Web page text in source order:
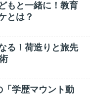
もと一緒に！教育
とは？
る！荷造りと旅先
学歴マウント動